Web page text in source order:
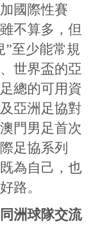
國際性賽
不算多，但
”至少能常規
世界盃的亞
總的可用資
亞洲足協對
門男足首次
足協系列
為自己，也
路。
洲球隊交流